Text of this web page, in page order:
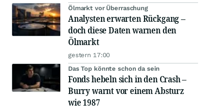
Ölmarkt vor Überraschung
Analysten erwarten Rückgang –
doch diese Daten warnen den
Ölmarkt
gestern 17:00
Das Top könnte schon da sein
Fonds hebeln sich in den Crash –
Burry warnt vor einem Absturz
wie 1987